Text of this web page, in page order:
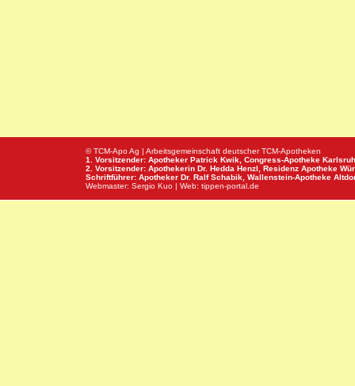
© TCM-Apo Ag | Arbeitsgemeinschaft deutscher TCM-Apotheken
1. Vorsitzender: Apotheker Patrick Kwik, Congress-Apotheke
2. Vorsitzender: Apothekerin Dr. Hedda Henzl, Residenz Apotheke
Schriftführer: Apotheker Dr. Ralf Schabik, Wallenstein-Apotheke
Webmaster: Sergio Kuo | Web: tippen-portal.de